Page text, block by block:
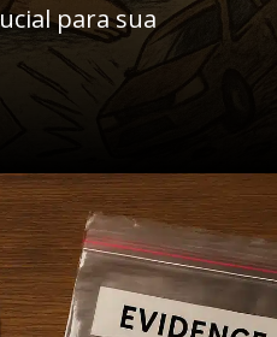
para sua